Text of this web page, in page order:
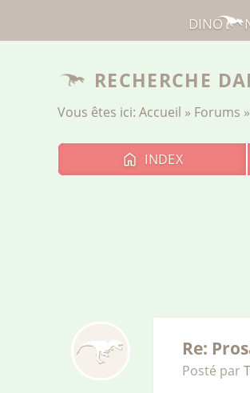
RECHERCHE
Vous êtes ici: Accueil » Forums
INDEX
Re:
Posté par
DINO